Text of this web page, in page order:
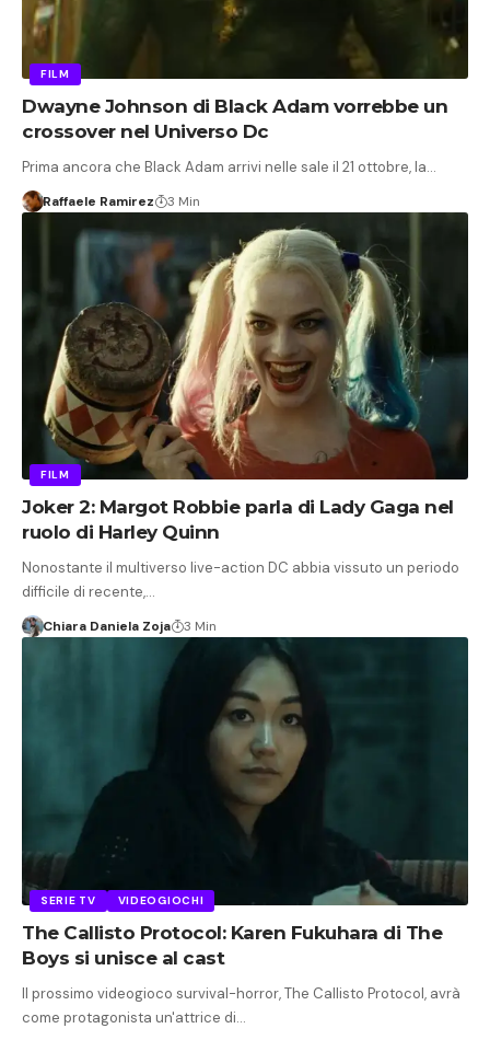
FILM
Dwayne Johnson di Black Adam vorrebbe un
crossover nel Universo Dc
Prima ancora che Black Adam arrivi nelle sale il 21 ottobre, la…
Raffaele Ramirez 3 Min
FILM
Joker 2: Margot Robbie parla di Lady Gaga nel
ruolo di Harley Quinn
Nonostante il multiverso live-action DC abbia vissuto un periodo
difficile di recente,…
Chiara Daniela Zoja 3 Min
SERIE TV VIDEOGIOCHI
The Callisto Protocol: Karen Fukuhara di The
Boys si unisce al cast
Il prossimo videogioco survival-horror, The Callisto Protocol, avrà
come protagonista un'attrice di…